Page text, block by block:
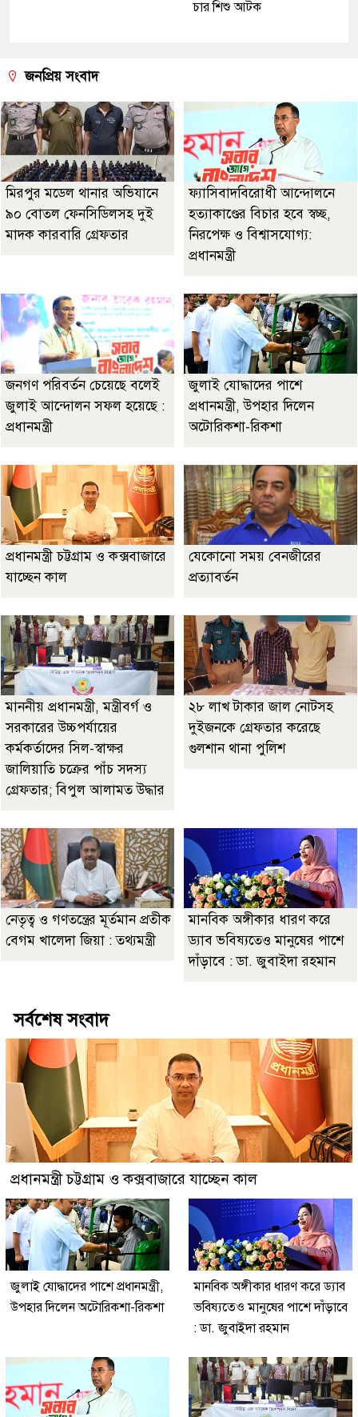
চার শিশু আটক
জনপ্রিয় সংবাদ
মিরপুর মডেল থানার অভিযানে
৯০ বোতল ফেনসিডিলসহ দুই
মাদক কারবারি গ্রেফতার
ফ্যাসিবাদবিরোধী আন্দোলনে
হত্যাকাণ্ডের বিচার হবে স্বচ্ছ,
নিরপেক্ষ ও বিশ্বাসযোগ্য:
প্রধানমন্ত্রী
জনগণ পরিবর্তন চেয়েছে বলেই
জুলাই আন্দোলন সফল হয়েছে :
প্রধানমন্ত্রী
জুলাই যোদ্ধাদের পাশে
প্রধানমন্ত্রী, উপহার দিলেন
অটোরিকশা-রিকশা
প্রধানমন্ত্রী চট্টগ্রাম ও কক্সবাজারে
যাচ্ছেন কাল
যেকোনো সময় বেনজীরের
প্রত্যাবর্তন
মাননীয় প্রধানমন্ত্রী, মন্ত্রীবর্গ ও
সরকারের উচ্চপর্যায়ের
কর্মকর্তাদের সিল-স্বাক্ষর
জালিয়াতি চক্রের পাঁচ সদস্য
গ্রেফতার; বিপুল আলামত উদ্ধার
২৮ লাখ টাকার জাল নোটসহ
দুইজনকে গ্রেফতার করেছে
গুলশান থানা পুলিশ
নেতৃত্ব ও গণতন্ত্রের মূর্তমান প্রতীক
বেগম খালেদা জিয়া : তথ্যমন্ত্রী
মানবিক অঙ্গীকার ধারণ করে
ড্যাব ভবিষ্যতেও মানুষের পাশে
দাঁড়াবে : ডা. জুবাইদা রহমান
সর্বশেষ সংবাদ
প্রধানমন্ত্রী চট্টগ্রাম ও কক্সবাজারে যাচ্ছেন কাল
জুলাই যোদ্ধাদের পাশে প্রধানমন্ত্রী,
উপহার দিলেন অটোরিকশা-রিকশা
মানবিক অঙ্গীকার ধারণ করে ড্যাব
ভবিষ্যতেও মানুষের পাশে দাঁড়াবে
: ডা. জুবাইদা রহমান